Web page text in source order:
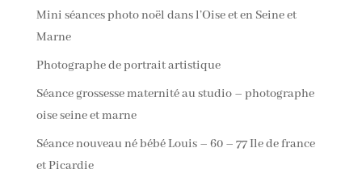
Mini séances photo noël dans l’Oise et en Seine et
Marne
Photographe de portrait artistique
Séance grossesse maternité au studio – photographe
oise seine et marne
Séance nouveau né bébé Louis – 60 – 77 Ile de france
et Picardie